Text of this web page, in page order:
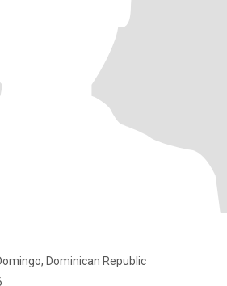
Dominican Republic